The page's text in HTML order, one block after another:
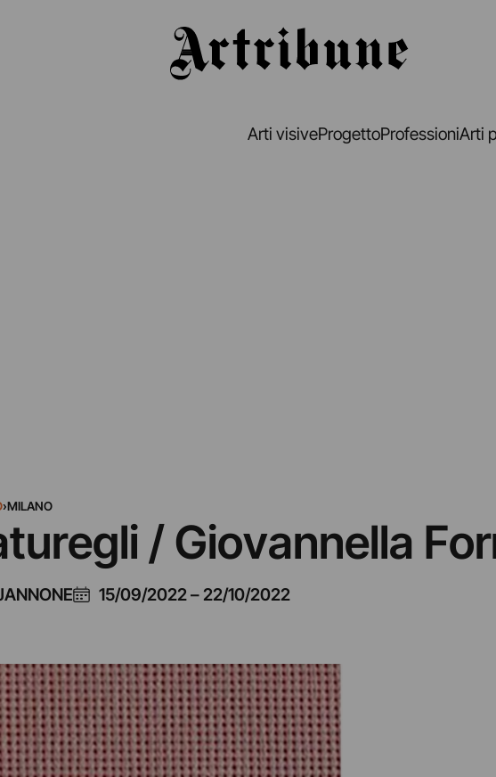
Arti visiveProgettoProfessioniArti
›MILANO
/ Giovannella
15/09/2022– 22/10/2022